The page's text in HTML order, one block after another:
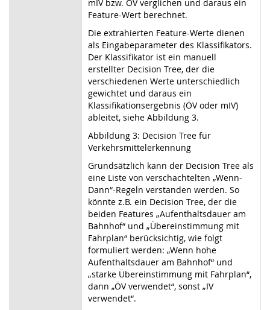
mIV bzw. ÖV verglichen und daraus ein
Feature-Wert berechnet.
Die extrahierten Feature-Werte dienen
als Eingabeparameter des Klassifikators.
Der Klassifikator ist ein manuell
erstellter Decision Tree, der die
verschiedenen Werte unterschiedlich
gewichtet und daraus ein
Klassifikationsergebnis (ÖV oder mIV)
ableitet, siehe Abbildung 3.
Abbildung 3: Decision Tree für
Verkehrsmittelerkennung
Grundsätzlich kann der Decision Tree als
eine Liste von verschachtelten „Wenn-
Dann“-Regeln verstanden werden. So
könnte z.B. ein Decision Tree, der die
beiden Features „Aufenthaltsdauer am
Bahnhof“ und „Übereinstimmung mit
Fahrplan“ berücksichtig, wie folgt
formuliert werden: „Wenn hohe
Aufenthaltsdauer am Bahnhof“ und
„starke Übereinstimmung mit Fahrplan“,
dann „ÖV verwendet“, sonst „IV
verwendet“.